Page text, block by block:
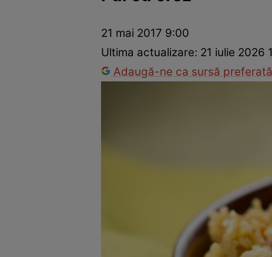
Mâncăruri rapideRețete cu legume
21 mai 2017 9:00
Ultima actualizare: 21 iulie 2026
Adaugă-ne ca sursă